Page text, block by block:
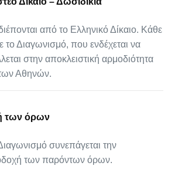
από το Ελληνικό Δίκαιο. Κάθε
το Διαγωνισμό, που ενδέχεται να
στην αποκλειστική αρμοδιότητα
Αθηνών.
των όρων
συνεπάγεται την
των παρόντων όρων.